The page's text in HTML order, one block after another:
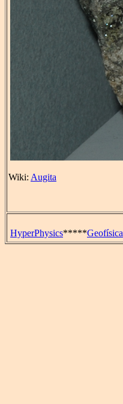
Wiki: Augita
HyperPhysics*****Geofísica